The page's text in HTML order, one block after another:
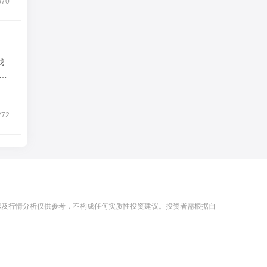
行情分析仅供参考，不构成任何实质性投资建议。投资者需根据自